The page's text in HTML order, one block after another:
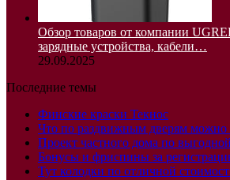
Обзор товаров от компании
зарядные устройства, кабели…
29.09.2025
Последние темы
Финские краски Текнос
Что по раздвижным дверям можно
Проект частного дома по
Бонусы и фриспины за
Тут колодки по отличной